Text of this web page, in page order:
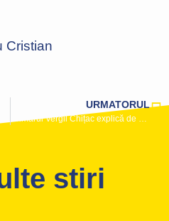
Cristian
URMATORUL
Primarul Vergil Chițac explică de ce în municipiul Constanța au fost începute simultan mai multe proiecte de anvergură
stiri